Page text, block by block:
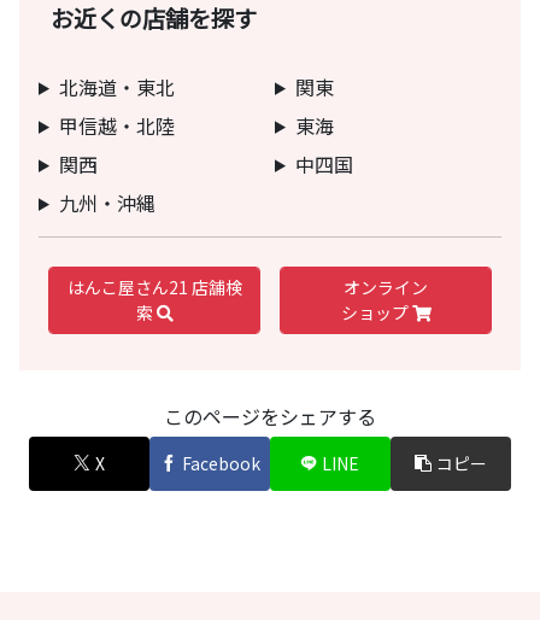
お近くの店舗を探す
北海道・東北
関東
甲信越・北陸
東海
関西
中四国
九州・沖縄
はんこ屋さん21 店舗検
索
オンライン
ショップ
このページをシェアする
X Facebook LINE コピー